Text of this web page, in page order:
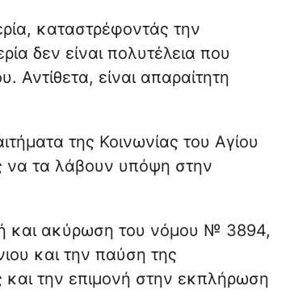
καταστρέφοντάς την
δεν είναι πολυτέλεια που
Αντίθετα, είναι απαραίτητη
της Κοινωνίας του Αγίου
τα λάβουν υπόψη στην
και ακύρωση του νόμου № 3894,
και την παύση της
την επιμονή στην εκπλήρωση